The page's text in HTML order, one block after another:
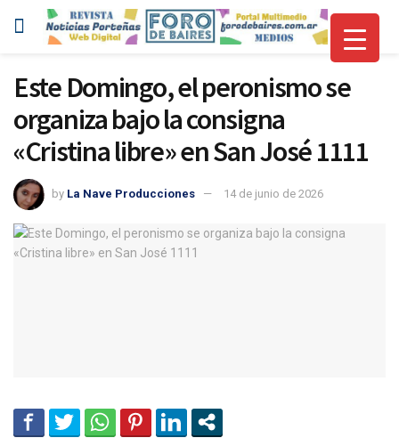
Este Domingo, el peronismo se
organiza bajo la consigna
«Cristina libre» en San José 1111
by La Nave Producciones 14 de junio de 2026